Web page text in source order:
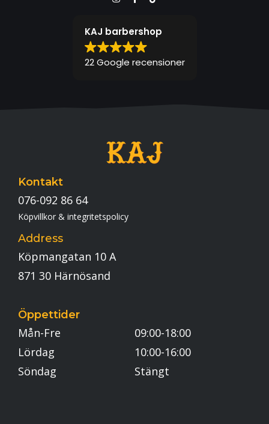
KAJ barbershop
22 Google recensioner
Kontakt
076-092 86 64
Köpvillkor & integritetspolicy
Address
Köpmangatan 10 A
871 30 Härnösand
Öppettider
Mån-Fre
Lördag
Söndag
09:00-18:00
10:00-16:00
Stängt